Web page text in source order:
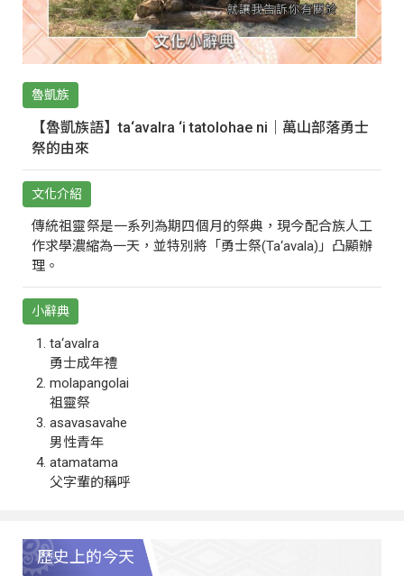
魯凱族
【魯凱族語】ta‘avalra ‘i tatolohae ni｜萬山部落勇士
祭的由來
文化介紹
傳統祖靈祭是一系列為期四個月的祭典，現今配合族人工
作求學濃縮為一天，並特別將「勇士祭(Ta‘avala)」凸顯辦
理。
小辭典
ta‘avalra
勇士成年禮
molapangolai
祖靈祭
asavasavahe
男性青年
atamatama
父字輩的稱呼
歷史上的今天